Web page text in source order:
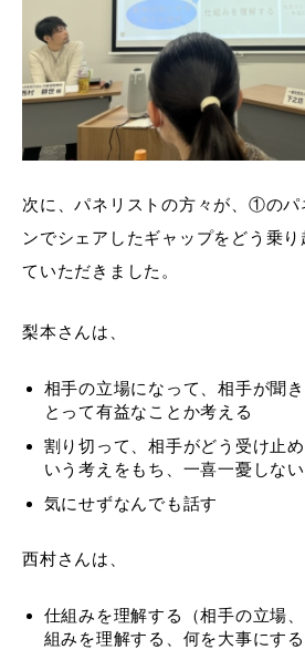
次に、パネリストの方々が、①のパ
ンでシェアしたギャップをどう乗
ていただきました。
梨本さんは、
相手の立場になって、相手が聞
とって有益なことか考える
割り切って、相手がどう受け止
いう考えをもち、一喜一憂しない
気にせずなんでも話す
西村さんは、
仕組みを理解する（相手の立場
組みを理解する、何を大事にする